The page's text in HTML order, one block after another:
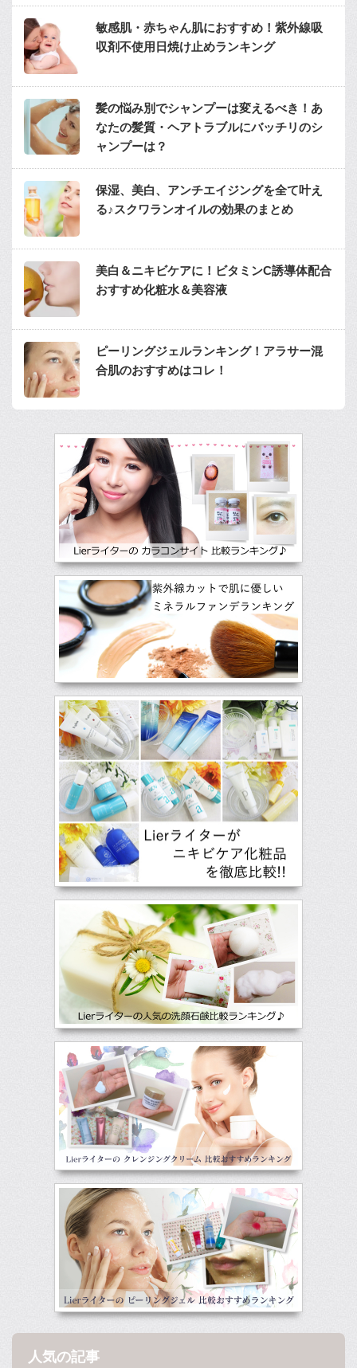
敏感肌・赤ちゃん肌におすすめ！紫外線吸
収剤不使用日焼け止めランキング
髪の悩み別でシャンプーは変えるべき！あ
なたの髪質・ヘアトラブルにバッチリのシ
ャンプーは？
保湿、美白、アンチエイジングを全て叶え
る♪スクワランオイルの効果のまとめ
美白＆ニキビケアに！ビタミンC誘導体配合
おすすめ化粧水＆美容液
ピーリングジェルランキング！アラサー混
合肌のおすすめはコレ！
人気の記事